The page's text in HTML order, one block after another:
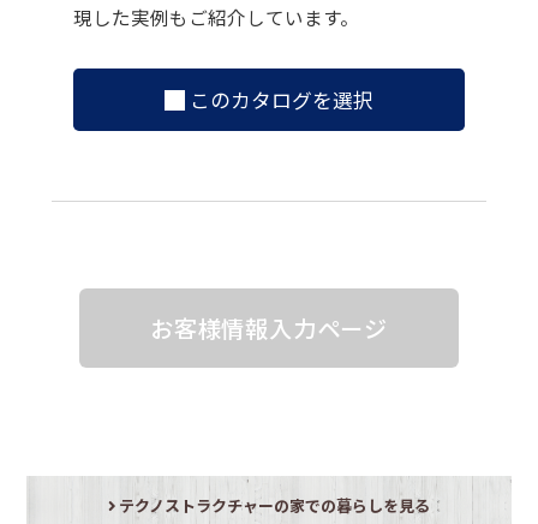
現した実例もご紹介しています。
このカタログを選択
お客様情報入力ページ
テクノストラクチャーの家での暮らしを見る